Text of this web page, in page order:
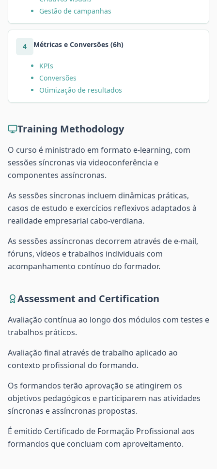
Gestão de campanhas
4 Métricas e Conversões (6h)
KPIs
Conversões
Otimização de resultados
Training Methodology
O curso é ministrado em formato e-learning, com
sessões síncronas via videoconferência e
componentes assíncronas.
As sessões síncronas incluem dinâmicas práticas,
casos de estudo e exercícios reflexivos adaptados à
realidade empresarial cabo-verdiana.
As sessões assíncronas decorrem através de e-mail,
fóruns, vídeos e trabalhos individuais com
acompanhamento contínuo do formador.
Assessment and Certification
Avaliação contínua ao longo dos módulos com testes e
trabalhos práticos.
Avaliação final através de trabalho aplicado ao
contexto profissional do formando.
Os formandos terão aprovação se atingirem os
objetivos pedagógicos e participarem nas atividades
síncronas e assíncronas propostas.
É emitido Certificado de Formação Profissional aos
formandos que concluam com aproveitamento.